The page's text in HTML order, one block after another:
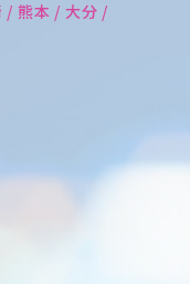
/ 熊本 / 大分 /